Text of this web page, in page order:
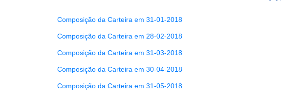
Composição da Carteira em 31-01-2018
Composição da Carteira em 28-02-2018
Composição da Carteira em 31-03-2018
Composição da Carteira em 30-04-2018
Composição da Carteira em 31-05-2018